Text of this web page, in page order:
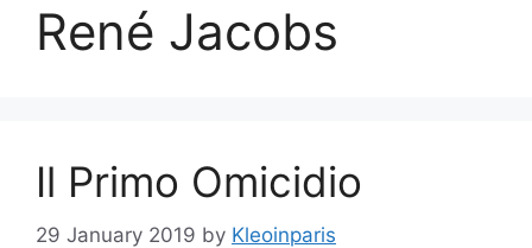
René Jacobs
Il Primo Omicidio
29 January 2019 by Kleoinparis